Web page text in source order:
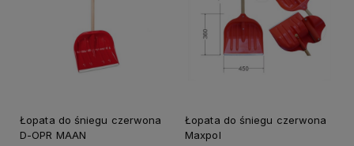
Łopata do śniegu czerwona
D-OPR MAAN
Łopata do śniegu czerwona
Maxpol